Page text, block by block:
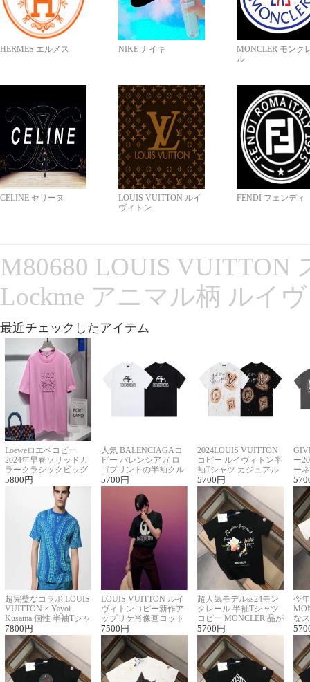
HERMES エルメス NIKE ナイキ
MONCLER モンク
ル
CELINE セリーヌ
LOUIS VUITTON ルイ
ヴィトン
FENDI フェンディ
M80680 LOUIS VUITTON
Lockme アニマル柄 ルイ
最近チェックしたアイテム
Loeweロエベコピー
2024年早春ソリッドカ
ラークラシックビッグ
ロゴ刺繍Tシャツ
5800 円
人気 BALENCIAGAコ
ピー バレンシアガ ロ
ゴプリントの半袖クル
ーネックTシャツ
5700 円
2024LOUIS VUITTON
コピー ルイヴィトン半
袖Tシャツ カジュアル
に馴染む 2色展開
5700 円
ー
ー
ー
超完璧なコラボ LOUIS
VUITTON × Yayoi
Kusama 個性 半袖Tシャ
ツコピー男女兼用
7800 円
LOUIS VUITTON ルイ
ヴィトンコピー新作ア
ップリケ肖像画コット
ンニット半袖Tシャツ
7500 円
超人気モデルss24モン
クレール 半袖Tシャツ
コピー MONCLER 品が
良く見た目
5700 円
今
な
ル